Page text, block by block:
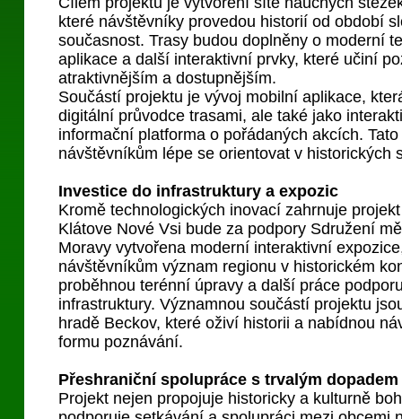
které návštěvníky provedou historií od období
současnost. Trasy budou doplněny o moderní
aplikace a další interaktivní prvky, které učiní
atraktivnějším a dostupnějším.
Součástí projektu je vývoj mobilní aplikace,
digitální průvodce trasami, ale také jako
informační platforma o pořádaných akcích.
návštěvníkům lépe se orientovat v historických
Investice do infrastruktury a expozic
Kromě technologických inovací zahrnuje
Klátove Nové Vsi bude za podpory Sdružení
Moravy vytvořena moderní interaktivní
návštěvníkům význam regionu v historickém
proběhnou terénní úpravy a další práce
infrastruktury. Významnou součástí projektu
hradě Beckov, které oživí historii a nabídnou
formu poznávání.
Přeshraniční spolupráce s trvalým dopadem
Projekt nejen propojuje historicky a kulturně